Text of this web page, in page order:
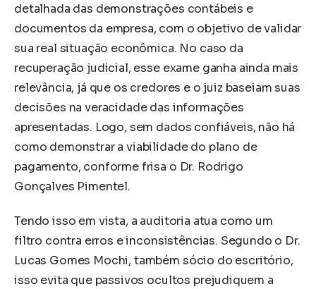
detalhada das demonstrações contábeis e
documentos da empresa, com o objetivo de validar
sua real situação econômica. No caso da
recuperação judicial, esse exame ganha ainda mais
relevância, já que os credores e o juiz baseiam suas
decisões na veracidade das informações
apresentadas. Logo, sem dados confiáveis, não há
como demonstrar a viabilidade do plano de
pagamento, conforme frisa o Dr. Rodrigo
Gonçalves Pimentel.
Tendo isso em vista, a auditoria atua como um
filtro contra erros e inconsistências. Segundo o Dr.
Lucas Gomes Mochi, também sócio do escritório,
isso evita que passivos ocultos prejudiquem a